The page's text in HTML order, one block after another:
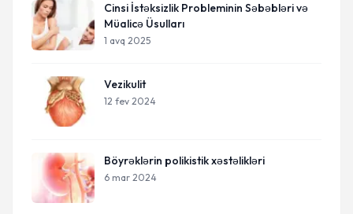
Cinsi İstəksizlik Probleminin Səbəbləri və
Müalicə Üsulları
1 avq 2025
Vezikulit
12 fev 2024
Böyrəklərin polikistik xəstəlikləri
6 mar 2024